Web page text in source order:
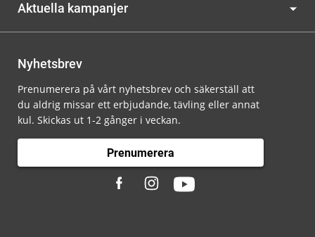
Aktuella kampanjer
Nyhetsbrev
Prenumerera på vårt nyhetsbrev och säkerställ att
du aldrig missar ett erbjudande, tävling eller annat
kul. Skickas ut 1-2 gånger i veckan.
Prenumerera